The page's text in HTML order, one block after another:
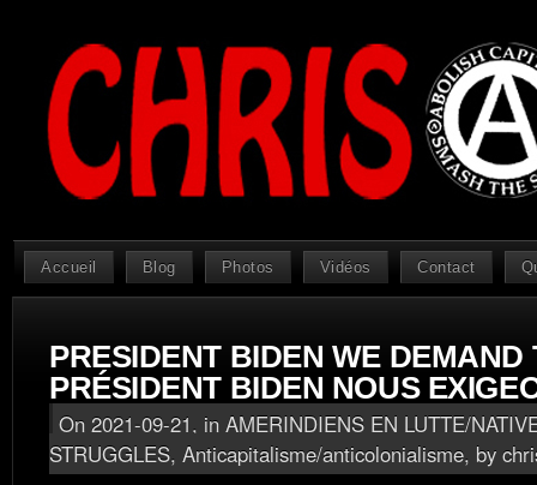
Accueil Blog Photos Vidéos Contact
PRESIDENT BIDEN WE DEMAND
PRÉSIDENT BIDEN NOUS
On 2021-09-21, in AMERINDIENS EN LUTTE/
STRUGGLES, Anticapitalisme/anticolonialisme, by